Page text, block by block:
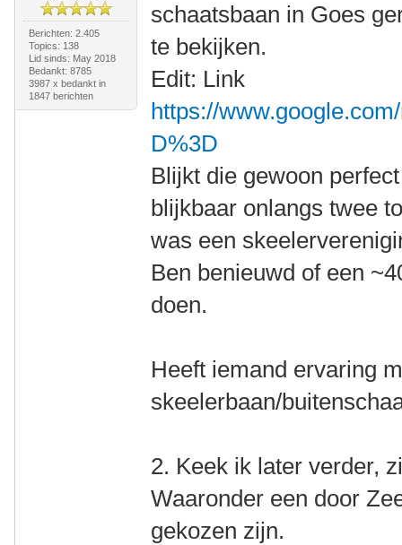
Berichten: 2.405
Topics: 138
Lid sinds: May 2018
Bedankt: 8785
3987 x bedankt in
1847 berichten
schaatsbaan in Goes
te bekijken.
Edit: Link
https://
D%3D
Blijkt die gewoon
blijkbaar onlangs twee
was een
Ben benieuwd of een
doen.
Heeft iemand ervaring
skeelerbaan/
2. Keek ik later verder,
Waaronder een door
gekozen zijn.